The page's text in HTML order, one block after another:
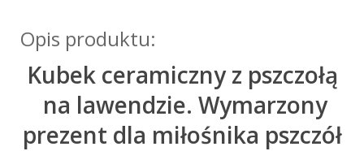
Opis produktu:
Kubek ceramiczny z pszczołą
na lawendzie. Wymarzony
prezent dla miłośnika pszczół